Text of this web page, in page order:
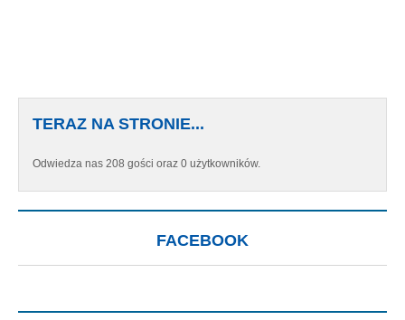
TERAZ NA STRONIE...
Odwiedza nas 208 gości oraz 0 użytkowników.
FACEBOOK